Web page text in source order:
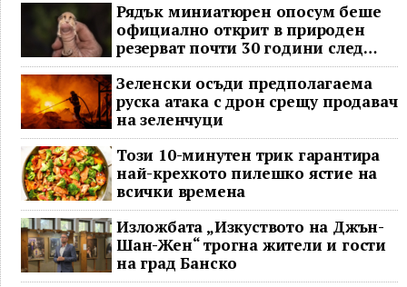
Рядък миниатюрен опосум беше
официално открит в природен
резерват почти 30 години след
последното му наблюдение
Зеленски осъди предполагаема
руска атака с дрон срещу продавач
на зеленчуци
Този 10-минутен трик гарантира
най-крехкото пилешко ястие на
всички времена
Изложбата „Изкуството на Джън-
Шан-Жен“ трогна жители и гости
на град Банско